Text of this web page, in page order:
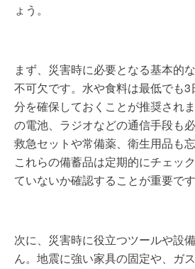
ょう。
まず、災害時に必要となる基本的
不可欠です。水や食料は最低でも
分を確保しておくことが推奨され
の電池、ラジオなどの通信手段も
救急セットや常備薬、衛生用品も
これらの備蓄品は定期的にチェッ
ていないか確認することが重要です
次に、災害時に役立つツールや設
ん。地震に強い家具の固定や、ガ